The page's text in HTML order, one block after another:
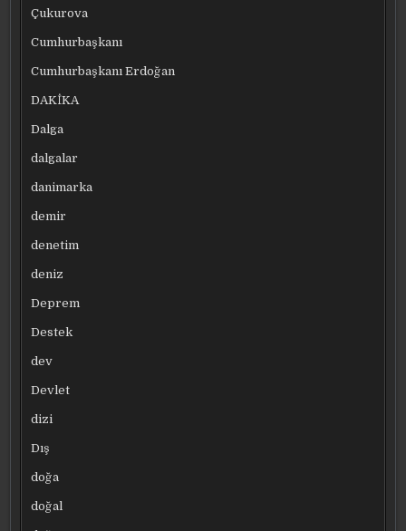
Çukurova
Cumhurbaşkanı
Cumhurbaşkanı Erdoğan
DAKİKA
Dalga
dalgalar
danimarka
demir
denetim
deniz
Deprem
Destek
dev
Devlet
dizi
Dış
doğa
doğal